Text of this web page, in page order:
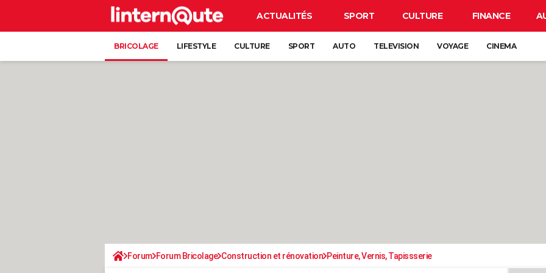
ACTUALITÉS SPORT CULTURE FINANCE
BRICOLAGE LIFESTYLE CULTURE SPORT AUTO TELEVISION VOYAGE CINEMA
Forum Forum Bricolage Construction et rénovation Peinture, Vernis, Tapissserie